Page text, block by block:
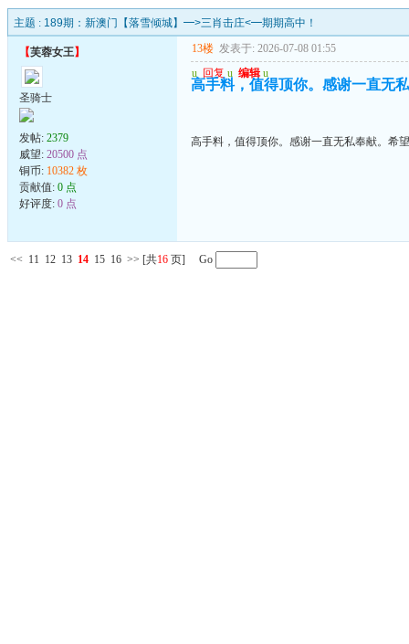
主题 : 189期：新澳门【落雪倾城】━>三肖击庄<━期期高中！
【芙蓉女王】
圣骑士
发帖: 2379
威望: 20500 点
铜币: 10382 枚
贡献值: 0 点
好评度: 0 点
13楼 发表于: 2026-07-08 01:55
u 回复 u 编辑 u
高手料，值得顶你。感谢一直无
高手料，值得顶你。感谢一直无私奉献。希
<< 11 12 13 14 15 16 >> [共16 页] Go